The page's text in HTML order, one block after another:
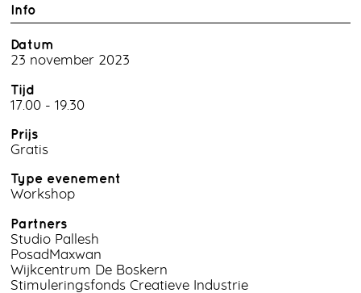
Info
Datum
23 november 2023
Tijd
17.00 - 19.30
Prijs
Gratis
Type evenement
Workshop
Partners
Studio Pallesh
PosadMaxwan
Wijkcentrum De Boskern
Stimuleringsfonds Creatieve Industrie